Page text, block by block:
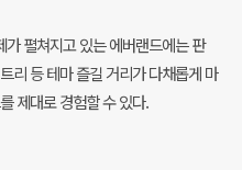
펼쳐지고 있는 에버랜드에는 판
리 등 테마 즐길 거리가 다채롭게 마
제대로 경험할 수 있다.